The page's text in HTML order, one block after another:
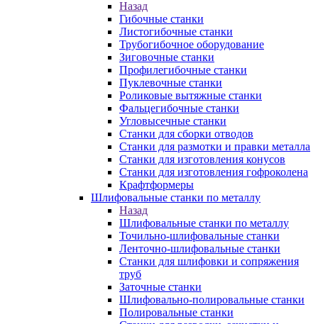
Назад
Гибочные станки
Листогибочные станки
Трубогибочное оборудование
Зиговочные станки
Профилегибочные станки
Пуклевочные станки
Роликовые вытяжные станки
Фальцегибочные станки
Угловысечные станки
Станки для сборки отводов
Станки для размотки и правки металла
Станки для изготовления конусов
Станки для изготовления гофроколена
Крафтформеры
Шлифовальные станки по металлу
Назад
Шлифовальные станки по металлу
Точильно-шлифовальные станки
Ленточно-шлифовальные станки
Станки для шлифовки и сопряжения
труб
Заточные станки
Шлифовально-полировальные станки
Полировальные станки